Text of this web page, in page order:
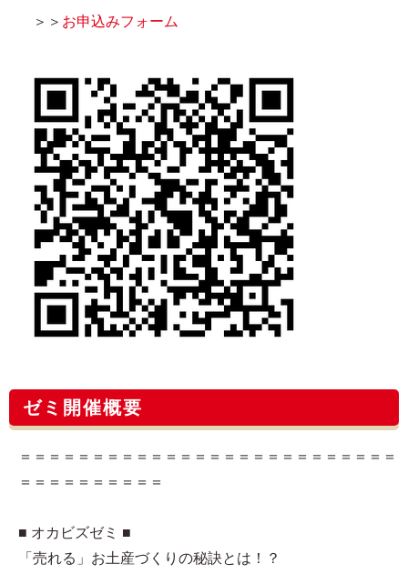
＞＞ お申込みフォーム
ゼミ開催概要
＝＝＝＝＝＝＝＝＝＝＝＝＝＝＝＝＝＝＝＝＝＝＝＝＝＝
＝＝＝＝＝＝＝＝＝＝
■ オカビズゼミ ■
「売れる」お土産づくりの秘訣とは！？